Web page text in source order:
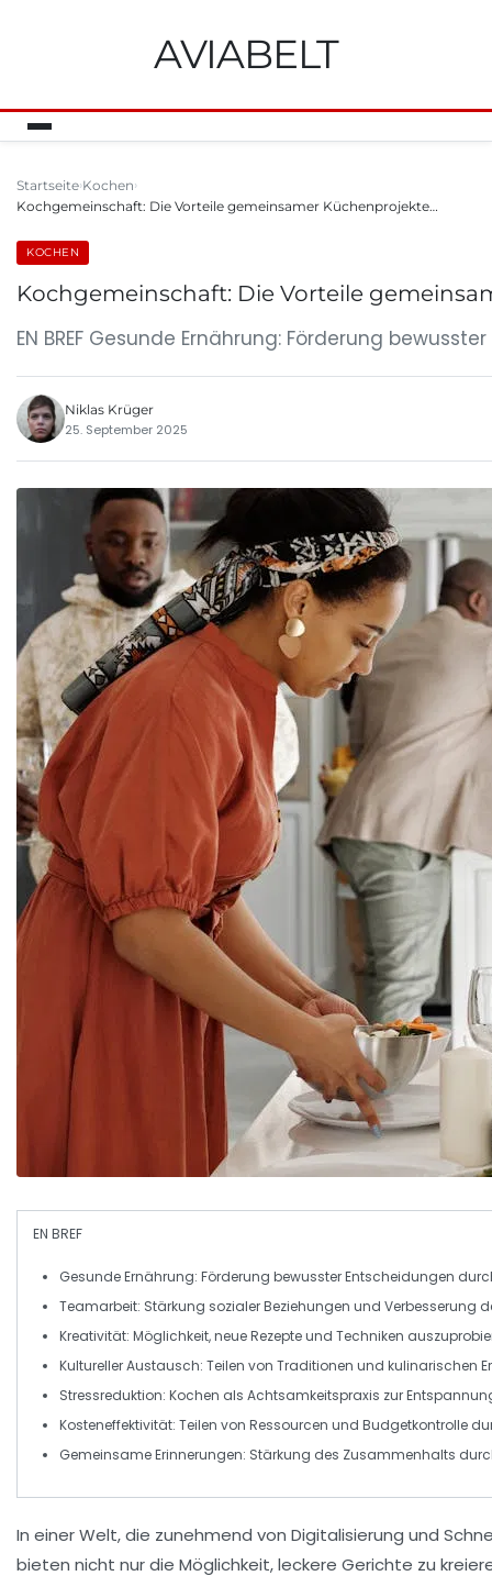
AVIABELT
Startseite Kochen
Kochgemeinschaft: Die Vorteile gemeinsamer Küchenprojekte…
KOCHEN
Kochgemeinschaft: Die Vorteile
EN BREF Gesunde Ernährung: Förderung
Niklas Krüger
25. September 2025
EN BREF
Gesunde Ernährung: Förderung bewusster Entscheidungen
Teamarbeit: Stärkung sozialer Beziehungen und Verbesserung
Kreativität: Möglichkeit, neue Rezepte und Techniken
Kultureller Austausch: Teilen von Traditionen und kulinarischen
Stressreduktion: Kochen als Achtsamkeitspraxis zur
Kosteneffektivität: Teilen von Ressourcen und Budgetkontrolle
Gemeinsame Erinnerungen: Stärkung des Zusammenhalts
In einer Welt, die zunehmend von Digitalisierung und
bieten nicht nur die Möglichkeit, leckere Gerichte zu